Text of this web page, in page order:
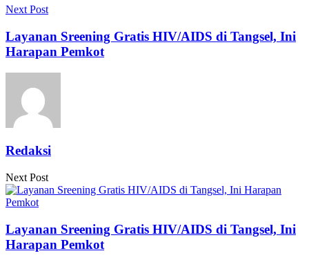
Next Post
Layanan Sreening Gratis HIV/AIDS di Tangsel, Ini
Harapan Pemkot
Redaksi
Next Post
Layanan Sreening Gratis HIV/AIDS di Tangsel, Ini
Harapan Pemkot